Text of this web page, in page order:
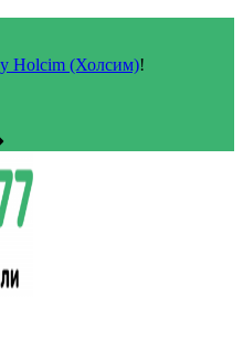
Holcim (Холсим)!